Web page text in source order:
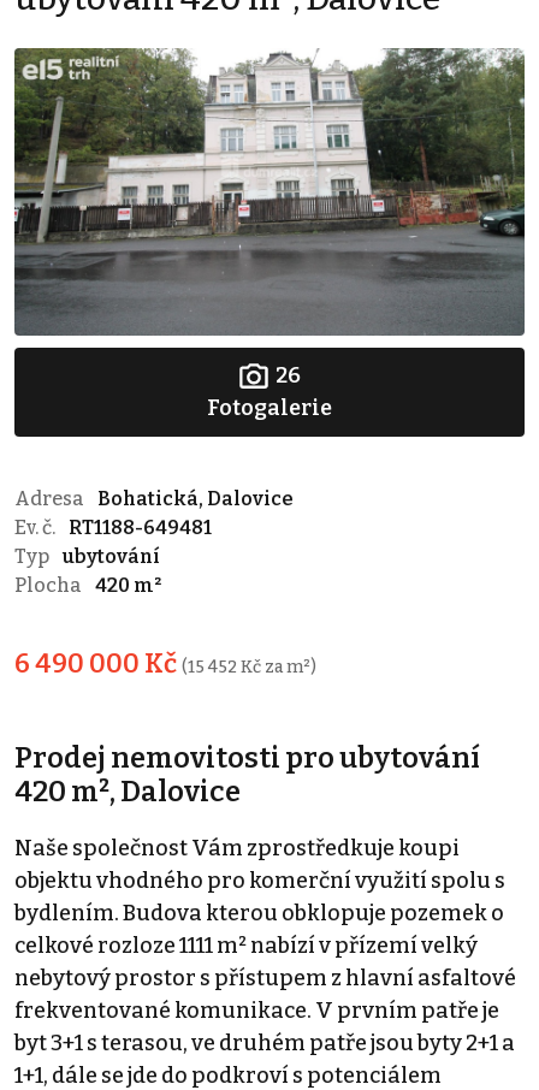
26
Fotogalerie
Adresa
Bohatická, Dalovice
Ev. č.
RT1188-649481
Typ ubytování
Plocha
420 m²
6 490 000 Kč (15 452 Kč za m²)
Prodej nemovitosti pro ubytování
420 m², Dalovice
Naše společnost Vám zprostředkuje koupi
objektu vhodného pro komerční využití spolu s
bydlením. Budova kterou obklopuje pozemek o
celkové rozloze 1111 m² nabízí v přízemí velký
nebytový prostor s přístupem z hlavní asfaltové
frekventované komunikace. V prvním patře je
byt 3+1 s terasou, ve druhém patře jsou byty 2+1 a
1+1, dále se jde do podkroví s potenciálem